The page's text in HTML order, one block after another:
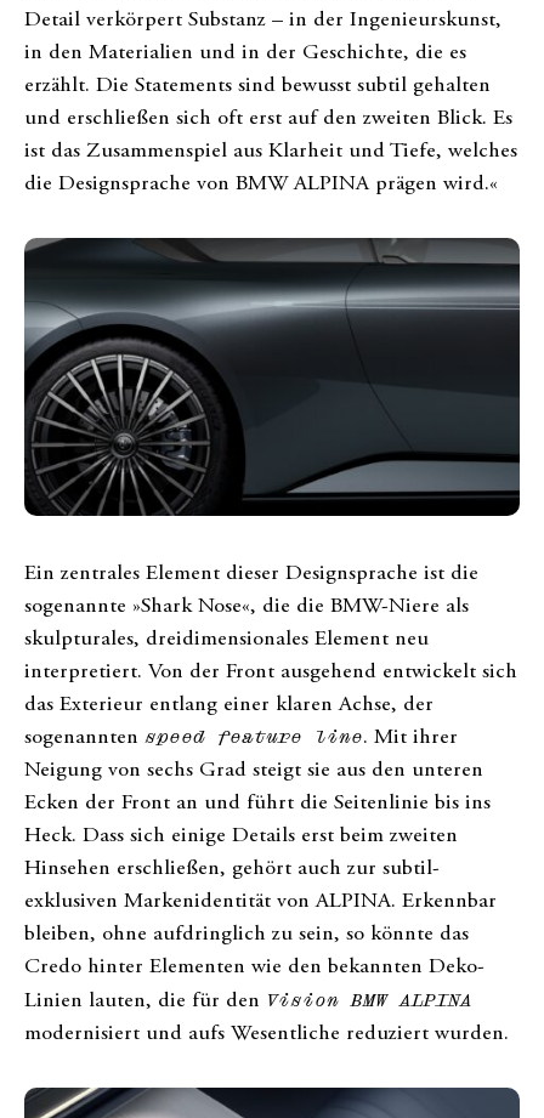
Detail verkörpert Substanz – in der Ingenieurskunst,
in den Materialien und in der Geschichte, die es
erzählt. Die Statements sind bewusst subtil gehalten
und erschließen sich oft erst auf den zweiten Blick. Es
ist das Zusammenspiel aus Klarheit und Tiefe, welches
die Designsprache von BMW ALPINA prägen wird.«
Ein zentrales Element dieser Designsprache ist die
sogenannte »Shark Nose«, die die BMW-Niere als
skulpturales, dreidimensionales Element neu
interpretiert. Von der Front ausgehend entwickelt sich
das Exterieur entlang einer klaren Achse, der
sogenannten speed feature line. Mit ihrer
Neigung von sechs Grad steigt sie aus den unteren
Ecken der Front an und führt die Seitenlinie bis ins
Heck. Dass sich einige Details erst beim zweiten
Hinsehen erschließen, gehört auch zur subtil-
exklusiven Markenidentität von ALPINA. Erkennbar
bleiben, ohne aufdringlich zu sein, so könnte das
Credo hinter Elementen wie den bekannten Deko-
Linien lauten, die für den Vision BMW ALPINA
modernisiert und aufs Wesentliche reduziert wurden.